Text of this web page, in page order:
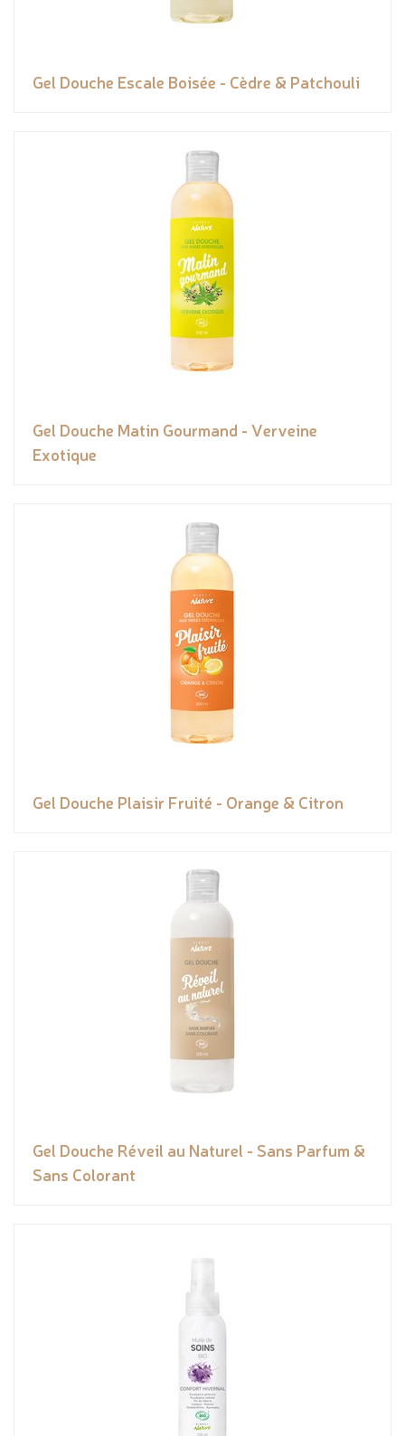
Gel Douche Escale Boisée - Cèdre & Patchouli
Gel Douche Matin Gourmand - Verveine
Exotique
Gel Douche Plaisir Fruité - Orange & Citron
Gel Douche Réveil au Naturel - Sans Parfum &
Sans Colorant